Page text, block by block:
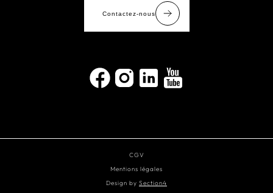
Contactez-nous
CGV
Mentions légales
Design by Section4